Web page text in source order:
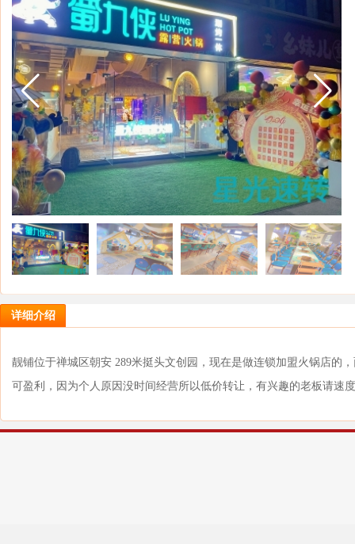
详细介绍
靓铺位于禅城区朝安 289米挺头文创园，现在是做连锁加盟火锅店的
可盈利，因为个人原因没时间经营所以低价转让，有兴趣的老板请速